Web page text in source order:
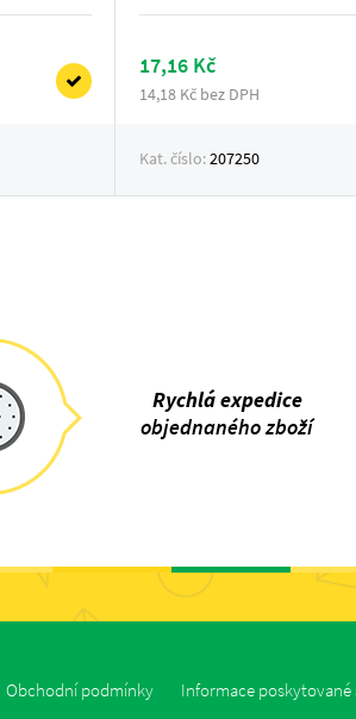
17,16 Kč
14,18 Kč bez DPH
Kat. číslo:207250
Rychlá expedice
objednaného zboží
Obchodní podmínky Informace